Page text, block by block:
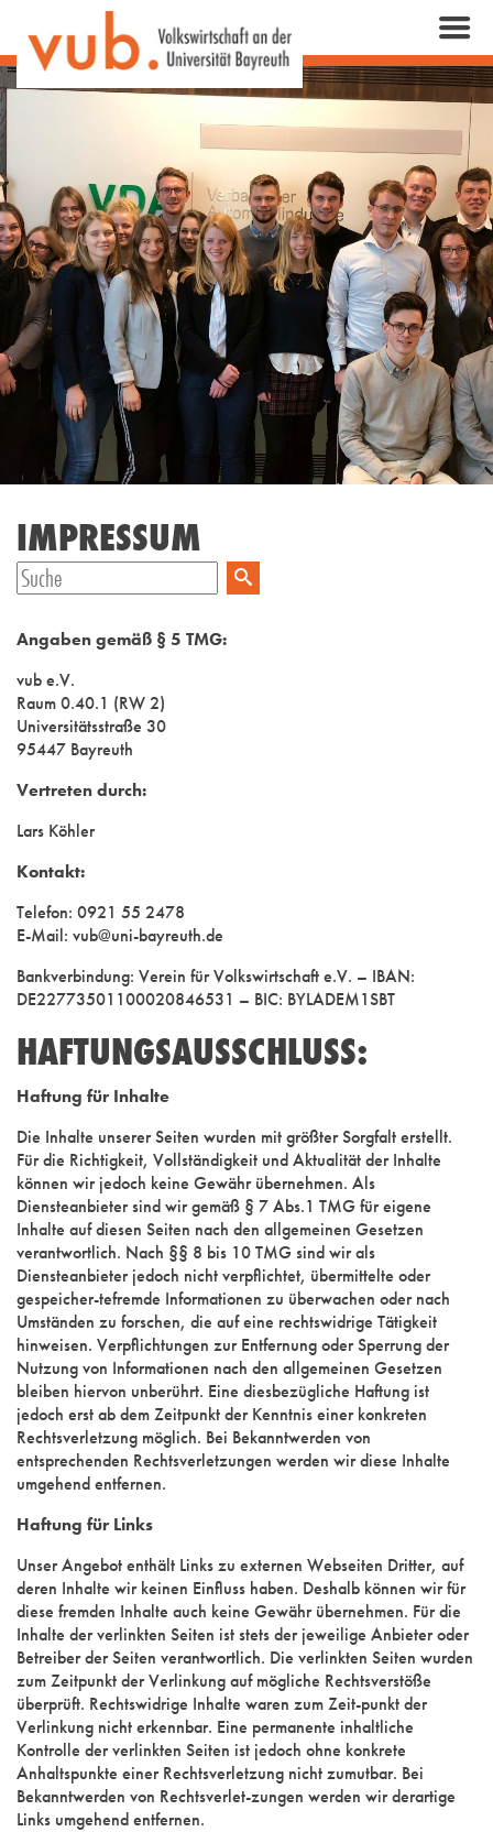
IMPRESSUM
Angaben gemäß § 5 TMG:
vub e.V.
Raum 0.40.1 (RW 2)
Universitätsstraße 30
95447 Bayreuth
Vertreten durch:
Lars Köhler
Kontakt:
Telefon: 0921 55 2478
E-Mail: vub@uni-bayreuth.de
Bankverbindung: Verein für Volkswirtschaft e.V. – IBAN:
DE22773501100020846531 – BIC: BYLADEM1SBT
HAFTUNGSAUSSCHLUSS:
Haftung für Inhalte
Die Inhalte unserer Seiten wurden mit größter Sorgfalt erstellt.
Für die Richtigkeit, Vollständigkeit und Aktualität der Inhalte
können wir jedoch keine Gewähr übernehmen. Als
Diensteanbieter sind wir gemäß § 7 Abs.1 TMG für eigene
Inhalte auf diesen Seiten nach den allgemeinen Gesetzen
verantwortlich. Nach §§ 8 bis 10 TMG sind wir als
Diensteanbieter jedoch nicht verpflichtet, übermittelte oder
gespeicher-tefremde Informationen zu überwachen oder nach
Umständen zu forschen, die auf eine rechtswidrige Tätigkeit
hinweisen. Verpflichtungen zur Entfernung oder Sperrung der
Nutzung von Informationen nach den allgemeinen Gesetzen
bleiben hiervon unberührt. Eine diesbezügliche Haftung ist
jedoch erst ab dem Zeitpunkt der Kenntnis einer konkreten
Rechtsverletzung möglich. Bei Bekanntwerden von
entsprechenden Rechtsverletzungen werden wir diese Inhalte
umgehend entfernen.
Haftung für Links
Unser Angebot enthält Links zu externen Webseiten Dritter, auf
deren Inhalte wir keinen Einfluss haben. Deshalb können wir für
diese fremden Inhalte auch keine Gewähr übernehmen. Für die
Inhalte der verlinkten Seiten ist stets der jeweilige Anbieter oder
Betreiber der Seiten verantwortlich. Die verlinkten Seiten wurden
zum Zeitpunkt der Verlinkung auf mögliche Rechtsverstöße
überprüft. Rechtswidrige Inhalte waren zum Zeit-punkt der
Verlinkung nicht erkennbar. Eine permanente inhaltliche
Kontrolle der verlinkten Seiten ist jedoch ohne konkrete
Anhaltspunkte einer Rechtsverletzung nicht zumutbar. Bei
Bekanntwerden von Rechtsverlet-zungen werden wir derartige
Links umgehend entfernen.